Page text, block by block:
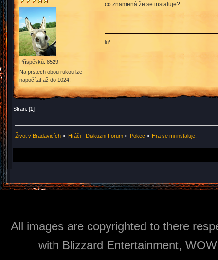
Příspěvků: 8529
Na prstech obou rukou lze
napočítat až do 1024!
co znamená že se instaluje?
luf
Stran: [1]
Život v Bradavicích » Hráči - Diskuzni Forum» Pokec » Hra se mi instaluje.
All images are copyrighted to there
with Blizzard Entertainment,